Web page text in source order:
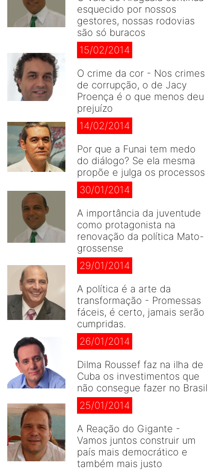
esquecido por nossos
gestores, nossas rodovias
são só buracos
15/02/2014
O crime da cor - Nos crimes
de corrupção, o de Jacy
Proença é o que menos deu
prejuízo
14/02/2014
Por que a Funai tem medo
do diálogo? Se ela mesma
propõe e julga os processos
30/01/2014
A importância da juventude
como protagonista na
renovação da política Mato-
grossense
29/01/2014
A política é a arte da
transformação - Promessas
fáceis, é certo, jamais serão
cumpridas.
26/01/2014
Dilma Roussef faz na ilha de
Cuba os investimentos que
não consegue fazer no Brasil
25/01/2014
A Reação do Gigante -
Vamos juntos construir um
país mais democrático e
também mais justo